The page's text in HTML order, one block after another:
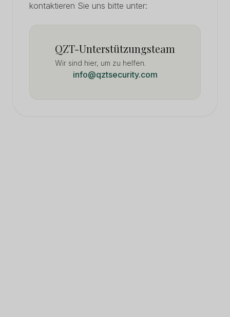
kontaktieren Sie uns bitte unter:
QZT-Unterstützungsteam
Wir sind hier, um zu helfen.
info@qztsecurity.com